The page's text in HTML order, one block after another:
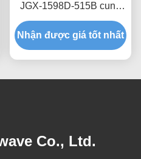
JGX-1598D-515B cung
cấp khả năng chịu tải có
thể mở rộng và cách ly
tiếng ồn do cấu trúc
Nhận được giá tốt nhất
Co., Ltd.